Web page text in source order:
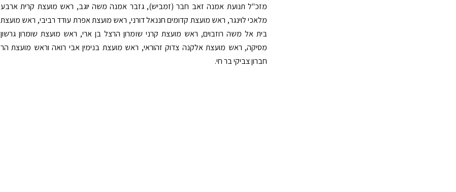
מזכ"ל תנועת אמנה זאב חבר (זמביש), גזבר אמנה משה יוגב, ראש מועצת קרית ארבע
מלאכי לוינגר, ראש מועצת קדומים חננאל דורני, ראש מועצת אפרת עודד רביבי, ראש מועצת
בית אל משה רוזבוים, ראש מועצת קרני שומרון הרצל בן ארי, ראש מועצת שומרון גרשון
מסיקה, ראש מועצת אלקנה צדוק זהוראי, ראש מועצת בנימין אבי רואה וראש מועצת הר
חברון צביקי בר חי.